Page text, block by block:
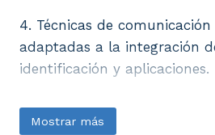
4. Técnicas de
adaptadas a la integración
identificación y aplicaciones.
Mostrar más